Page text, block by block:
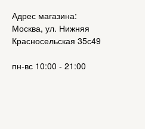
Адрес магазина:
Москва, ул. Нижняя
Красносельская 35с49
пн-вс 10:00 - 21:00